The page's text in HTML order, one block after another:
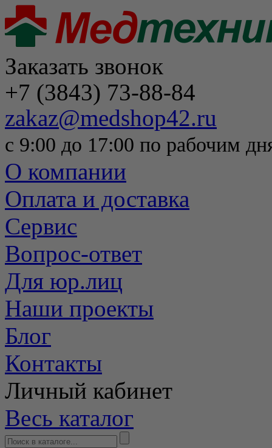
Заказать звонок
+7 (3843) 73-88-84
zakaz@medshop42.ru
с 9:00 до 17:00 по рабочим
О компании
Оплата и доставка
Сервис
Вопрос-ответ
Для юр.лиц
Наши проекты
Блог
Контакты
Личный кабинет
Весь каталог